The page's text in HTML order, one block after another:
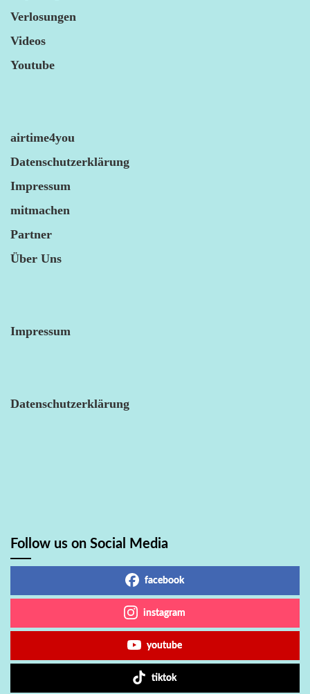
Verlosungen
Videos
Youtube
airtime4you
Datenschutzerklärung
Impressum
mitmachen
Partner
Über Uns
Impressum
Datenschutzerklärung
Follow us on Social Media
facebook
instagram
youtube
tiktok